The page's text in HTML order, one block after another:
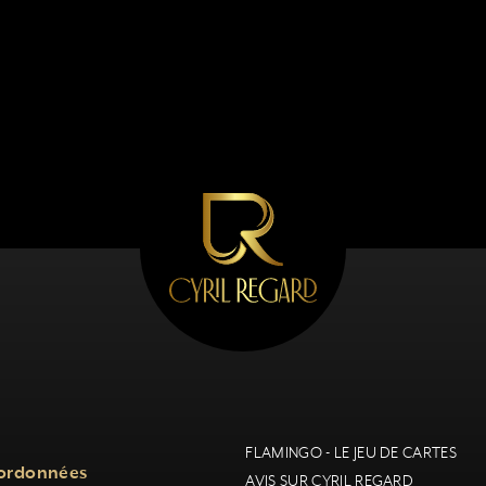
FLAMINGO - LE JEU DE CARTES
AVIS SUR CYRIL REGARD